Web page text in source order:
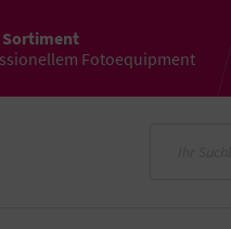
Sortiment
Fotoequipment